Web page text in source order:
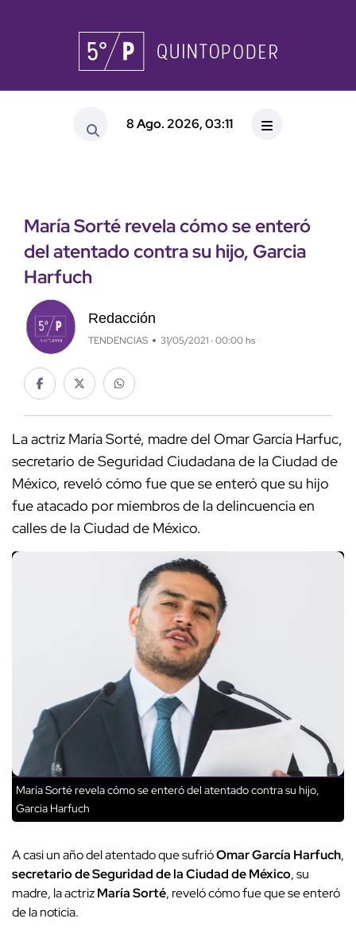
8 Ago. 2026, 03:11
María Sorté revela cómo se enteró
del atentado contra su hijo, Garcia
Harfuch
Redacción
TENDENCIAS 31/05/2021 · 00:00 hs
La actriz María Sorté, madre del Omar García Harfuc,
secretario de Seguridad Ciudadana de la Ciudad de
México, reveló cómo fue que se enteró que su hijo
fue atacado por miembros de la delincuencia en
calles de la Ciudad de México.
María Sorté revela cómo se enteró del atentado contra su hijo,
Garcia Harfuch
A casi un año del atentado que sufrióOmar García Harfuch,
secretario de Seguridad de la Ciudad de México, su
madre, la actrizMaría Sorté, reveló cómo fue que se enteró
de la noticia.